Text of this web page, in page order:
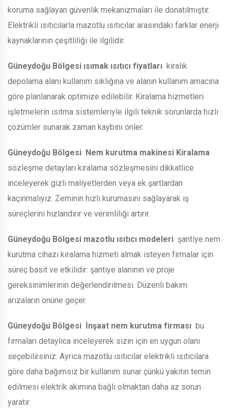
koruma sağlayan güvenlik mekanizmaları ile donatılmıştır.
Elektrikli ısıtıcılarla mazotlu ısıtıcılar arasındaki farklar enerji
kaynaklarının çeşitliliği ile ilgilidir.
Güneydoğu Bölgesi ısımak ısıtıcı fiyatları kiralık
depolama alanı kullanım sıklığına ve alanın kullanım amacına
göre planlanarak optimize edilebilir. Kiralama hizmetleri
işletmelerin ısıtma sistemleriyle ilgili teknik sorunlarda hızlı
çözümler sunarak zaman kaybını önler.
Güneydoğu Bölgesi Nem kurutma makinesi Kiralama
sözleşme detayları kiralama sözleşmesini dikkatlice
inceleyerek gizli maliyetlerden veya ek şartlardan
kaçınmalıyız. Zeminin hızlı kurumasını sağlayarak iş
süreçlerini hızlandırır ve verimliliği artırır.
Güneydoğu Bölgesi mazotlu ısıtıcı modeleri şantiye nem
kurutma cihazı kiralama hizmeti almak isteyen firmalar için
süreç basit ve etkilidir: şantiye alanının ve proje
gereksinimlerinin değerlendirilmesi. Düzenli bakım
arızaların önüne geçer.
Güneydoğu Bölgesi İnşaat nem kurutma firması bu
firmaları detaylıca inceleyerek sizin için en uygun olanı
seçebilirsiniz. Ayrıca mazotlu ısıtıcılar elektrikli ısıtıcılara
göre daha bağımsız bir kullanım sunar çünkü yakıtın temin
edilmesi elektrik akımına bağlı olmaktan daha az sorun
yaratır.